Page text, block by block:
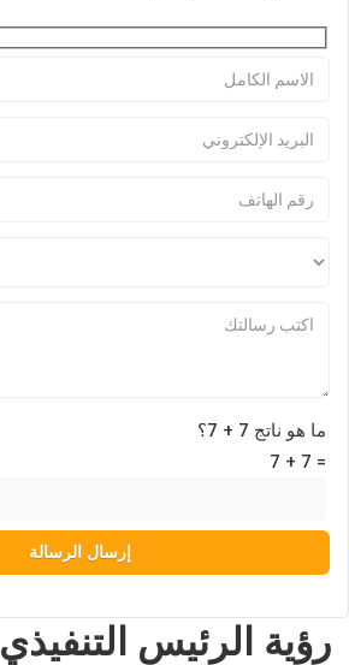
ما هو ناتج 7 + 7؟
7 + 7 =
رؤية الرئيس التنفيذي